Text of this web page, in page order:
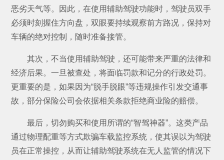
恶劣天气等。因此，在使用辅助驾驶功能时，驾驶员双手
必须时刻握住方向盘，双眼要持续观察前方路况，保持对
车辆的绝对控制，随时准备接管。
其次，不当使用辅助驾驶，还可能带来严重的法律和
经济后果。一旦被查处，将面临罚款和记分的行政处罚。
更重要的是，如果因为“脱手脱眼”等违规操作引发交通事
故，部分保险公司会依据相关条款拒绝商业险的赔偿。
最后，切勿购买和使用所谓的“智驾神器”。这类产品
通过物理配重等方式欺骗车载监控系统，使其误以为驾驶
员在正常操控，从而让辅助驾驶系统在无人监管的情况下